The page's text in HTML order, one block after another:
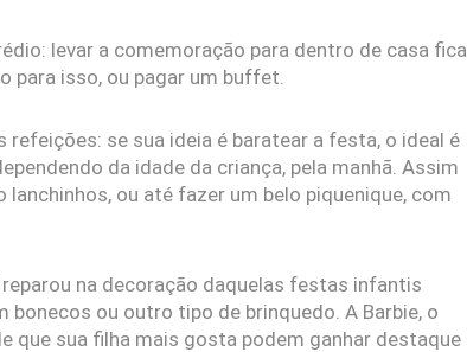
levar a comemoração para dentro de casa fica
para isso, ou pagar um buffet.
se sua ideia é baratear a festa, o ideal é
da idade da criança, pela manhã. Assim
ou até fazer um belo piquenique, com
na decoração daquelas festas infantis
bonecos ou outro tipo de brinquedo. A Barbie, o
que sua filha mais gosta podem ganhar destaque